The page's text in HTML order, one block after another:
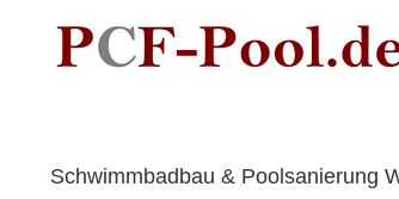
content
Schwimmbadbau & Poolsanierung